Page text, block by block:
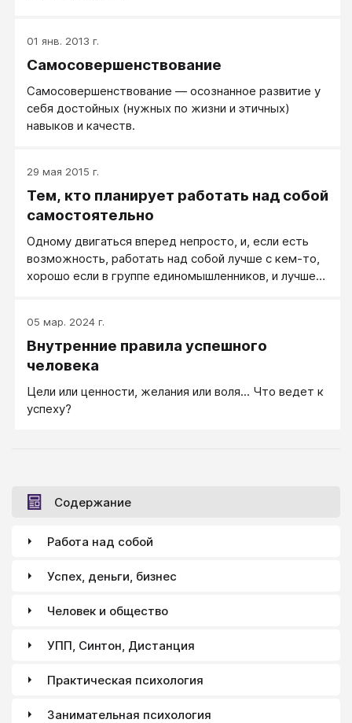
01 янв. 2013 г.
Самосовершенствование
Самосовершенствование — осознанное развитие у
себя достойных (нужных по жизни и этичных)
навыков и качеств.
29 мая 2015 г.
Тем, кто планирует работать над собой
самостоятельно
Одному двигаться вперед непросто, и, если есть
возможность, работать над собой лучше с кем-то,
хорошо если в группе единомышленников, и лучше
05 мар. 2024 г.
Внутренние правила успешного
человека
Цели или ценности, желания или воля... Что ведет к
успеху?
Содержание
Работа над собой
Успех, деньги, бизнес
Человек и общество
УПП, Синтон, Дистанция
Практическая психология
Занимательная психология